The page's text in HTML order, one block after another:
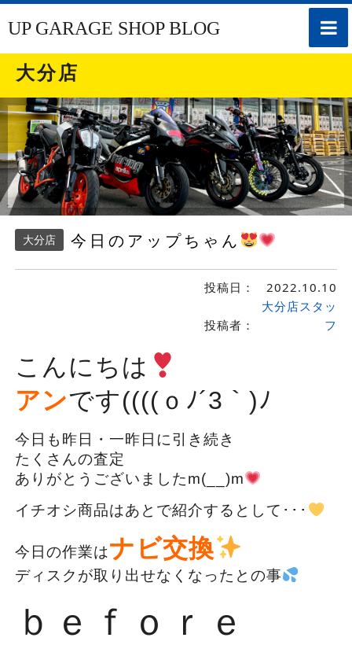
toggle
UP GARAGE SHOP BLOG
大分店
大分店 今日のアップちゃん
投稿日： 2022.10.10
投稿者：
大分店スタッ
フ
こんにちは
アンです((((ｏﾉ´3｀)ﾉ
今日も昨日・一昨日に引き続き
たくさんの査定
ありがとうございましたm(__)m
イチオシ商品はあとで紹介するとして･･･
今日の作業はナビ交換
ディスクが取り出せなくなったとの事
ｂｅｆｏｒｅ